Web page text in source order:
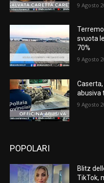
9 Agosto
svuota
70%
9 Agosto
abusiva
9 Agosto
POPOLARI
Blitz
TikTok,